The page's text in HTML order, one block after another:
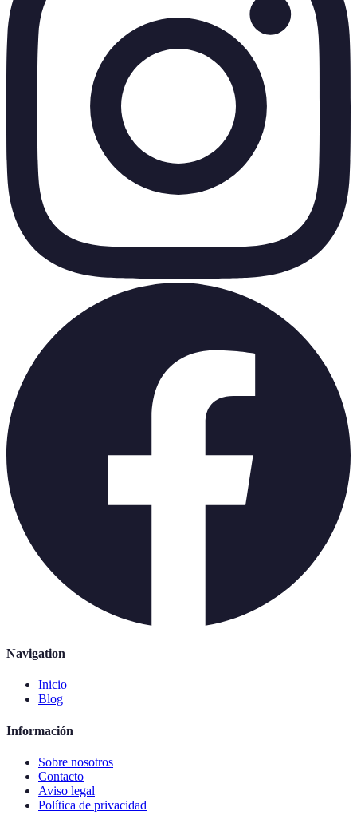
Navigation
Inicio
Blog
Información
Sobre nosotros
Contacto
Aviso legal
Política de privacidad